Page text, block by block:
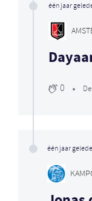
één jaar
0
één jaar